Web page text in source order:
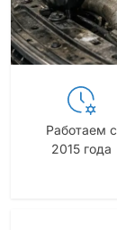
Работаем с
2015 года